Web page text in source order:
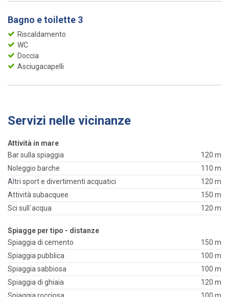
Bagno e toilette 3
Riscaldamento
WC
Doccia
Asciugacapelli
Servizi nelle vicinanze
Attività in mare
Bar sulla spiaggia
120 m
Noleggio barche
110 m
Altri sport e divertimenti acquatici
120 m
Attività subacquee
150 m
Sci sull`acqua
120 m
Spiagge per tipo - distanze
Spiaggia di cemento
150 m
Spiaggia pubblica
100 m
Spiaggia sabbiosa
100 m
Spiaggia di ghiaia
120 m